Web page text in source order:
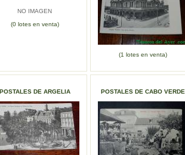
NO IMAGEN
(0 lotes en venta)
(1 lotes en venta)
POSTALES DE ARGELIA POSTALES DE CABO VERDE